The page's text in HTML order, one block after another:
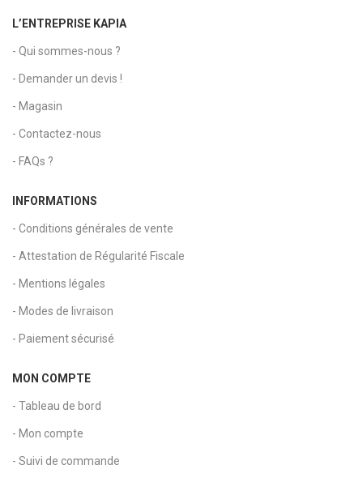
L’ENTREPRISE KAPIA
- Qui sommes-nous ?
- Demander un devis !
- Magasin
- Contactez-nous
- FAQs ?
INFORMATIONS
- Conditions générales de vente
- Attestation de Régularité Fiscale
- Mentions légales
- Modes de livraison
- Paiement sécurisé
MON COMPTE
- Tableau de bord
- Mon compte
- Suivi de commande